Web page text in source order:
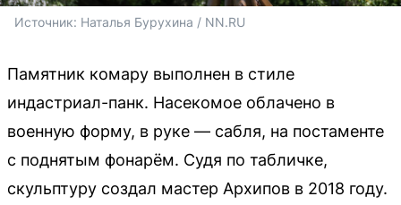
Источник: Наталья Бурухина / NN.RU
Памятник комару выполнен в стиле
индастриал-панк. Насекомое облачено в
военную форму, в руке — сабля, на постаменте
с поднятым фонарём. Судя по табличке,
скульптуру создал мастер Архипов в 2018 году.